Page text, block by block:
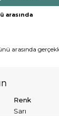
arasında
arasında
Renk
Sarı